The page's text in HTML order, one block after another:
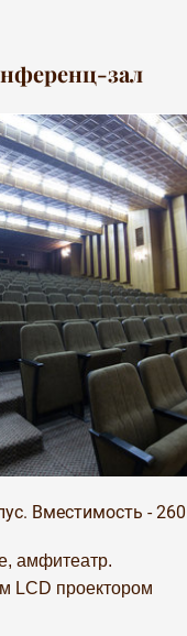
зал
Вместимость -
амфитеатр.
LCD проектором